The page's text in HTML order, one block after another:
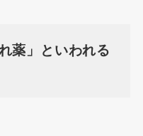
薬」といわれる